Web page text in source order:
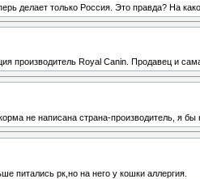
делает только Россия. Это правда? На
производитель Royal Canin. Продавец и
не написана страна-производитель, я
питались рк,но на него у кошки аллергия.